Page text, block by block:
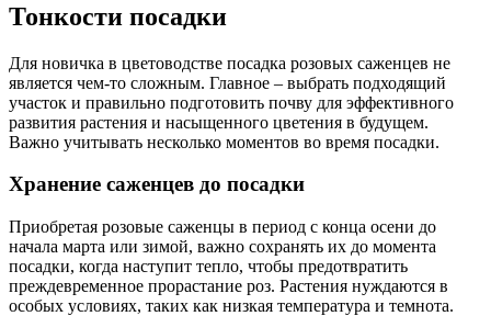
Тонкости посадки
Для новичка в цветоводстве посадка розовых саженцев не
является чем-то сложным. Главное – выбрать подходящий
участок и правильно подготовить почву для эффективного
развития растения и насыщенного цветения в будущем.
Важно учитывать несколько моментов во время посадки.
Хранение саженцев до посадки
Приобретая розовые саженцы в период с конца осени до
начала марта или зимой, важно сохранять их до момента
посадки, когда наступит тепло, чтобы предотвратить
преждевременное прорастание роз. Растения нуждаются в
особых условиях, таких как низкая температура и темнота.